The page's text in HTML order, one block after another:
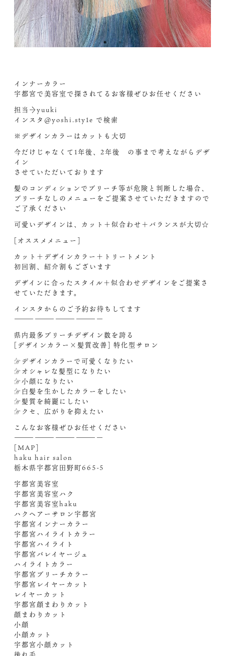
インナーカラー
宇都宮で美容室で探されてるお客様ぜひお任せください︎
担当→yuuki
インスタ@yoshi.sty1e で検索️
※デザインカラーはカットも大切
今だけじゃなくて1年後、2年後 の事まで考えながらデザ
イン
させていただいております
髪のコンディションでブリーチ等が危険と判断した場合、
ブリーチなしのメニューをご提案させていただきますので
ご了承ください
可愛いデザインは、カット＋似合わせ＋バランスが大切☆
[オススメメニュー]
カット＋デザインカラー＋トリートメント
初回割、紹介割もございます
デザインに合ったスタイル＋似合わせデザインをご提案さ
せていただきます。
インスタからのご予約お待ちしてます‍
—————————————
県内最多ブリーチデザイン数を誇る
[デザインカラー×髪質改善] 特化型サロン
☞デザインカラーで可愛くなりたい
☞オシャレな髪型になりたい
☞小顔になりたい
☞白髪を生かしたカラーをしたい
☞髪質を綺麗にしたい
☞クセ、広がりを抑えたい
こんなお客様ぜひお任せください‍
—————————————
[MAP]
haku hair salon
栃木県宇都宮田野町665-5
宇都宮美容室
宇都宮美容室ハク
宇都宮美容室haku
ハクヘアーサロン宇都宮
宇都宮インナーカラー
宇都宮ハイライトカラー
宇都宮ハイライト
宇都宮バレイヤージュ
ハイライトカラー
宇都宮ブリーチカラー
宇都宮レイヤーカット
レイヤーカット
宇都宮顔まわりカット
顔まわりカット
小顔
小顔カット
宇都宮小顔カット